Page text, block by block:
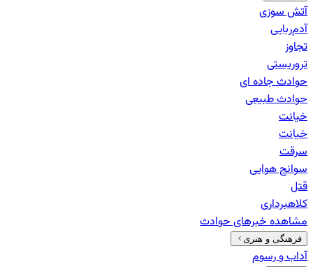
آتش سوزی
آدم‌ربایی
تجاوز
تروریستی
حوادث جاده ای
حوادث طبیعی
خيانت
خیانت
سرقت
سوانح هوایی
قتل
کلاهبرداری
مشاهده خبرهایحوادث
فرهنگی و هنری
آداب و رسوم